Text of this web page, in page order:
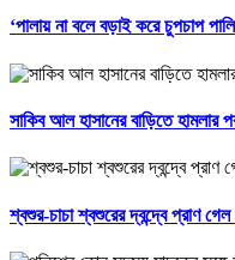
‘পালায় না বলে বড়াই করে চুপচাপ
সাকিব আল হাসানের বাড়িতে
শ্বশুর-চাচা শ্বশুরের দ্বন্দ্বে প্রাণ